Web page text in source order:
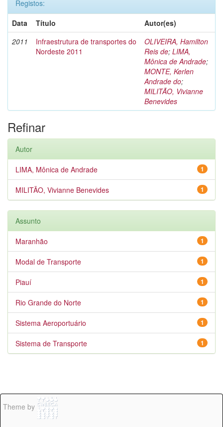
Registos:
Data
Título
Autor(es)
2011
Infraestrutura de transportes do
Nordeste 2011
OLIVEIRA, Hamilton
Reis de; LIMA,
Mônica de Andrade;
MONTE, Kerlen
Andrade do;
MILITÃO, Vivianne
Benevides
Refinar
Autor
1
LIMA, Mônica de Andrade
1
MILITÃO, Vivianne Benevides
Assunto
1
Maranhão
1
Modal de Transporte
1
Piauí
1
Rio Grande do Norte
1
Sistema Aeroportuário
1
Sistema de Transporte
Theme by